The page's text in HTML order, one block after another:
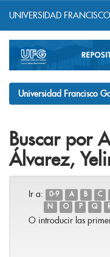
navigation
UNIVERSIDAD
Universidad Francisco
Buscar por
Álvarez,
Ir a: 0-9 A B C
N
O P Q
O introducir las